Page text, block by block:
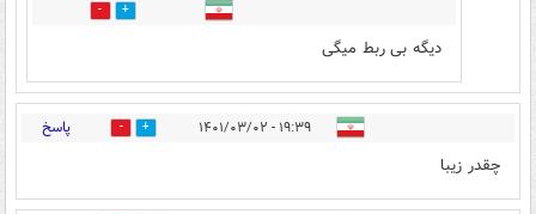
1
دیگه بی ربط میگی
۱۹:۳۹ - ۱۴۰۱/۰۳/۰۲ 1 پاسخ
چقدر زیبا